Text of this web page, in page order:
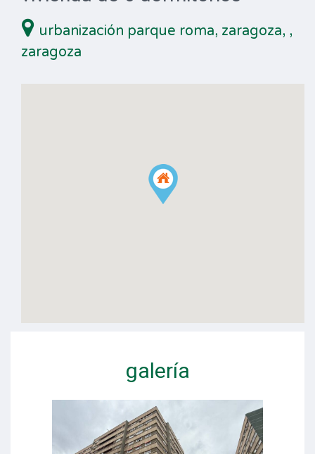
urbanización parque roma, zaragoza, ,
zaragoza
galería